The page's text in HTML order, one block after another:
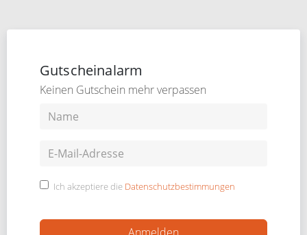
Gutscheinalarm
Keinen Gutschein mehr verpassen
Ich akzeptiere die Datenschutzbestimmungen